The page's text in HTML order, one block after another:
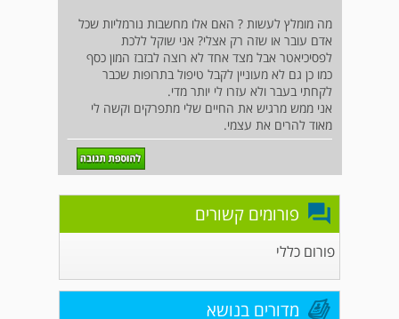
מה מומלץ לעשות ? האם אלו מחשבות נורמליות שכל
אדם עובר או שזה רק אצלי? אני שוקל ללכת
לפסיכיאטר אבל מצד אחד לא רוצה לבזבז המון כסף
כמו כן גם לא מעוניין לקבל טיפול בתרופות שכבר
לקחתי בעבר ולא עזרו לי יותר מדי.
אני ממש מרגיש את החיים שלי מתפרקים וקשה לי
מאוד להרים את עצמי.
פורומים קשורים
פורום כללי
מדורים בנושא